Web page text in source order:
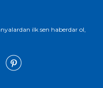
ilk sen haberdar ol,